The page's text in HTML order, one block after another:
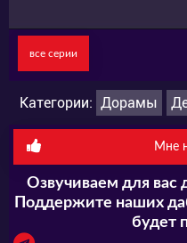
все серии
Категории: Дорамы
Мне
Озвучиваем для
Поддержите наших
будет